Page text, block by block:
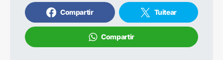
Compartir Tuitear
Compartir